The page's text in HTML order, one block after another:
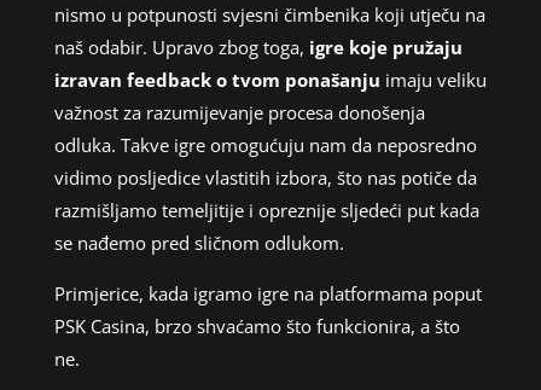
nismo u potpunosti svjesni čimbenika koji utječu na
naš odabir. Upravo zbog toga, igre koje pružaju
izravan feedback o tvom ponašanju imaju veliku
važnost za razumijevanje procesa donošenja
odluka. Takve igre omogućuju nam da neposredno
vidimo posljedice vlastitih izbora, što nas potiče da
razmišljamo temeljitije i opreznije sljedeći put kada
se nađemo pred sličnom odlukom.
Primjerice, kada igramo igre na platformama poput
PSK Casina, brzo shvaćamo što funkcionira, a što
ne.